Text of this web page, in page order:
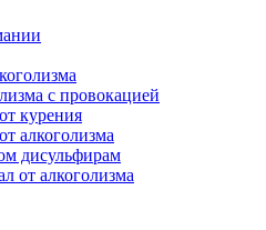
с провокацией
курения
алкоголизма
дисульфирам
от алкоголизма